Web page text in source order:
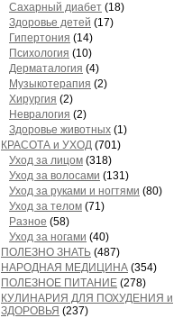
Сахарный диабет (18)
Здоровье детей (17)
Гипертония (14)
Психология (10)
Дерматалогия (4)
Музыкотерапия (2)
Хирургия (2)
Невралогия (2)
Здоровье животных (1)
КРАСОТА и УХОД (701)
Уход за лицом (318)
Уход за волосами (131)
Уход за руками и ногтями (80)
Уход за телом (71)
Разное (58)
Уход за ногами (40)
ПОЛЕЗНО ЗНАТЬ (487)
НАРОДНАЯ МЕДИЦИНА (354)
ПОЛЕЗНОЕ ПИТАНИЕ (278)
КУЛИНАРИЯ ДЛЯ ПОХУДЕНИЯ и
ЗДОРОВЬЯ (237)